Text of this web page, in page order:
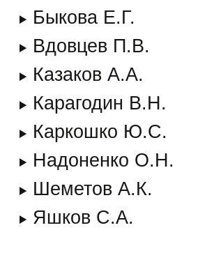
Быкова Е.Г.
Вдовцев П.В.
Казаков А.А.
Карагодин В.Н.
Каркошко Ю.С.
Надоненко О.Н.
Шеметов А.К.
Яшков С.А.